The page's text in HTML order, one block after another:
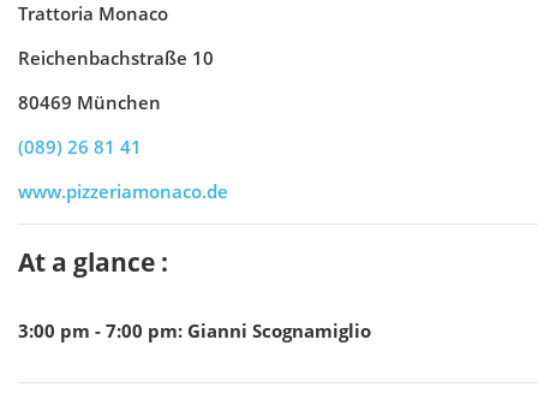
Trattoria Monaco
Reichenbachstraße 10
80469 München
(089) 26 81 41
www.pizzeriamonaco.de
At a glance :
3:00 pm - 7:00 pm: Gianni Scognamiglio